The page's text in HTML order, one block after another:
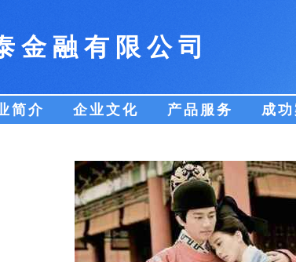
金融有限公司
简介 企业文化 产品服务 成功